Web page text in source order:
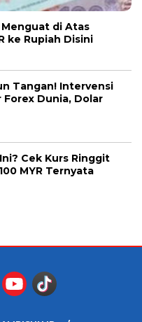
Menguat di Atas
ke Rupiah Disini
Tangan! Intervensi
Forex Dunia, Dolar
Cek Kurs Ringgit
MYR Ternyata